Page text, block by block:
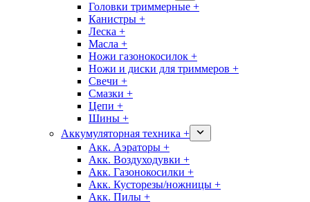
Головки триммерные +
Канистры +
Леска +
Масла +
Ножи газонокосилок +
Ножи и диски для триммеров +
Свечи +
Смазки +
Цепи +
Шины +
Аккумуляторная техника +
Акк. Аэраторы +
Акк. Воздуходувки +
Акк. Газонокосилки +
Акк. Кусторезы/ножницы +
Акк. Пилы +